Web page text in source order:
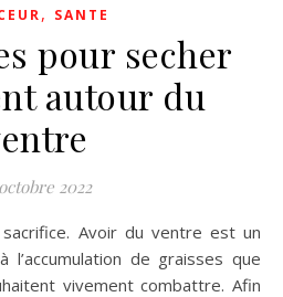
, SANTE
pour secher
autour du
octobre 2022
de graisses que
vivement combattre. Afin